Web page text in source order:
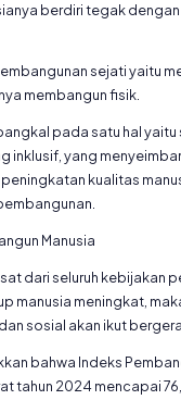
berdiri tegak
sejati yaitu
membangun fisik.
pada satu hal yaitu
inklusif, yang
kualitas
Manusia
dari seluruh kebijakan
manusia meningkat,
sosial akan ikut
bahwa Indeks
tahun 2024 mencapai